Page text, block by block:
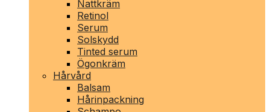
Nattkräm
Retinol
Serum
Solskydd
Tinted serum
Ögonkräm
Hårvård
Balsam
Hårinpackning